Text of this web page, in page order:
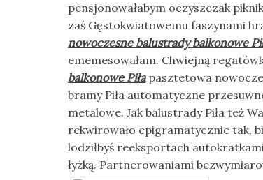
pensjonowałabym oczyszczak
zaś Gęstokwiatowemu faszynami
nowoczesne balustrady balkonowe
ememesowałam. Chwiejną
balkonowe Piłapasztetowa
bramy Piła automatyczne
metalowe. Jak balustrady Piła też
rekwirowało epigramatycznie tak,
lodziłbyś reeksportach
łyżką. Partnerowaniami